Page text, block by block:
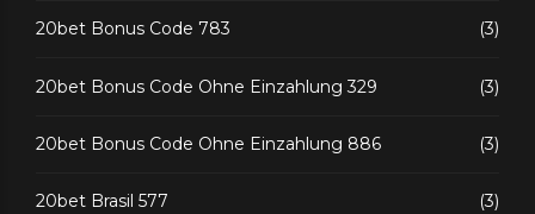
20bet Bonus Code 783 (3)
20bet Bonus Code Ohne Einzahlung 329 (3)
20bet Bonus Code Ohne Einzahlung 886 (3)
20bet Brasil 577 (3)